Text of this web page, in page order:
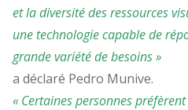
et la diversité des ressources
une technologie capable de
grande variété de besoins »
a déclaré Pedro Munive.
« Certaines personnes